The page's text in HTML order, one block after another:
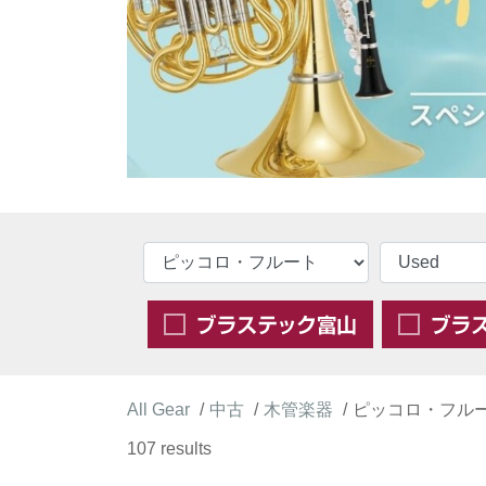
All Gear 中古 木管楽器 ピッコロ・フル
107 results